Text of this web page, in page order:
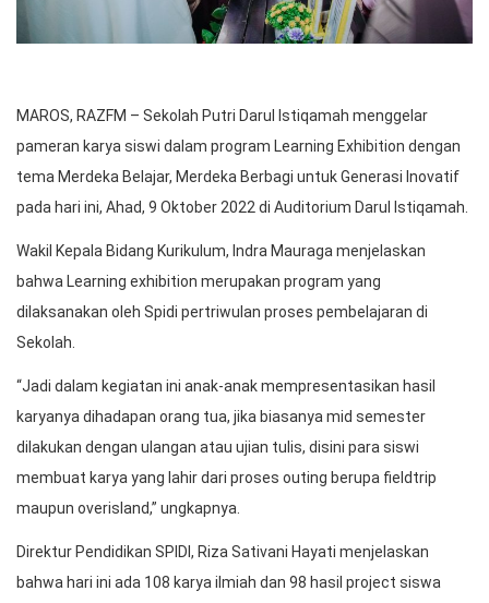
MAROS, RAZFM – Sekolah Putri Darul Istiqamah menggelar
pameran karya siswi dalam program Learning Exhibition dengan
tema Merdeka Belajar, Merdeka Berbagi untuk Generasi Inovatif
pada hari ini, Ahad, 9 Oktober 2022 di Auditorium Darul Istiqamah.
Wakil Kepala Bidang Kurikulum, Indra Mauraga menjelaskan
bahwa Learning exhibition merupakan program yang
dilaksanakan oleh Spidi pertriwulan proses pembelajaran di
Sekolah.
“Jadi dalam kegiatan ini anak-anak mempresentasikan hasil
karyanya dihadapan orang tua, jika biasanya mid semester
dilakukan dengan ulangan atau ujian tulis, disini para siswi
membuat karya yang lahir dari proses outing berupa fieldtrip
maupun overisland,” ungkapnya.
Direktur Pendidikan SPIDI, Riza Sativani Hayati menjelaskan
bahwa hari ini ada 108 karya ilmiah dan 98 hasil project siswa